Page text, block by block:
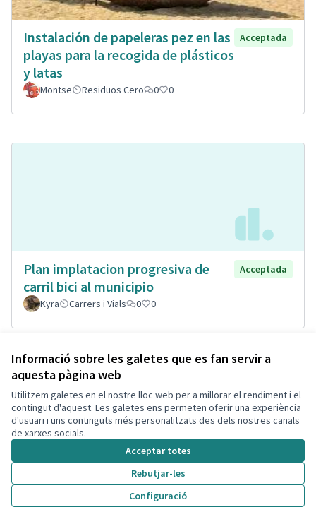
Informació sobre les galetes que es fan servir a
aquesta pàgina web
Utilitzem galetes en el nostre lloc web per a millorar el rendiment i el
contingut d'aquest. Les galetes ens permeten oferir una experiència
d'usuari i uns continguts més personalitzats des dels nostres canals
de xarxes socials.
Acceptar totes
Rebutjar-les
Configuració
Instalación de papeleras pez en las
playas para la recogida de plásticos
y latas
Acceptada
Montse Residuos Cero 0 0
Plan implatacion progresiva de
carril bici al municipio
Acceptada
Kyra Carrers i Vials 0 0
Millorar la xarxa de transport
públic per aconseguir un poble
Acceptada